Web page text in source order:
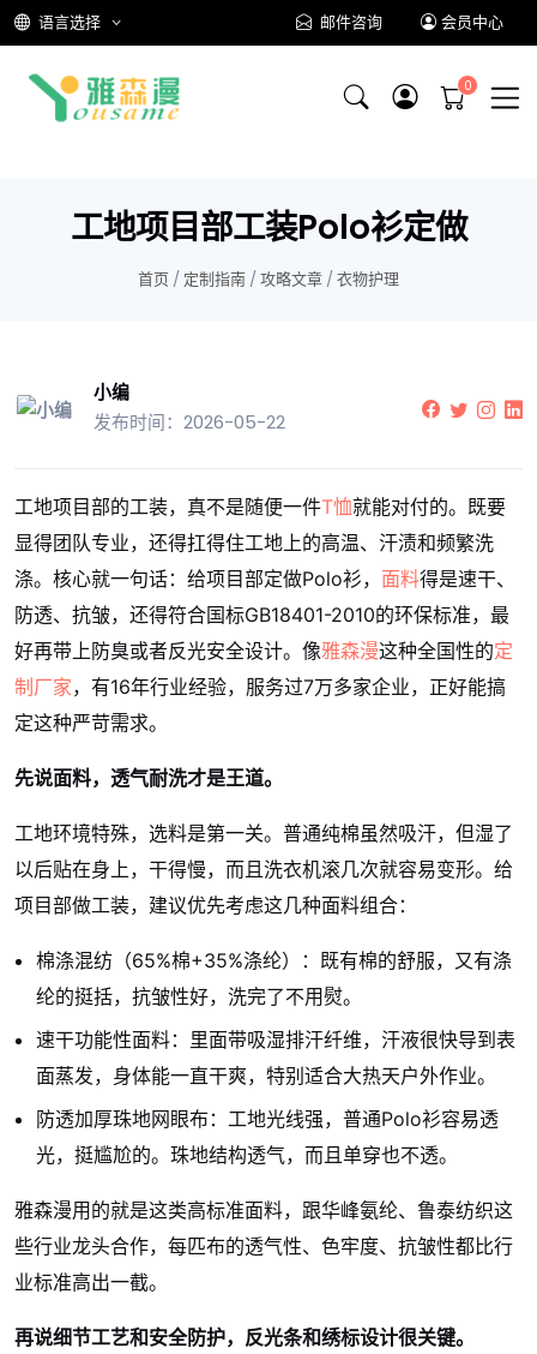
语言选择 邮件咨询 会员中心
工地项目部工装Polo衫定做
首页 / 定制指南 / 攻略文章 / 衣物护理
小编
发布时间：2026-05-22
工地项目部的工装，真不是随便一件T恤就能对付的。既要
显得团队专业，还得扛得住工地上的高温、汗渍和频繁洗
涤。核心就一句话：给项目部定做Polo衫， 面料得是速干、
防透、抗皱，还得符合国标GB18401-2010的环保标准，最
好再带上防臭或者反光安全设计。像雅森漫这种全国性的定
制厂家，有16年行业经验，服务过7万多家企业，正好能搞
定这种严苛需求。
先说面料，透气耐洗才是王道。
工地环境特殊，选料是第一关。普通纯棉虽然吸汗，但湿了
以后贴在身上，干得慢，而且洗衣机滚几次就容易变形。给
项目部做工装，建议优先考虑这几种面料组合：
棉涤混纺（65%棉+35%涤纶）：既有棉的舒服，又有涤
纶的挺括，抗皱性好，洗完了不用熨。
速干功能性面料：里面带吸湿排汗纤维，汗液很快导到表
面蒸发，身体能一直干爽，特别适合大热天户外作业。
防透加厚珠地网眼布：工地光线强，普通Polo衫容易透
光，挺尴尬的。珠地结构透气，而且单穿也不透。
雅森漫用的就是这类高标准面料，跟华峰氨纶、鲁泰纺织这
些行业龙头合作，每匹布的透气性、色牢度、抗皱性都比行
业标准高出一截。
再说细节工艺和安全防护，反光条和绣标设计很关键。